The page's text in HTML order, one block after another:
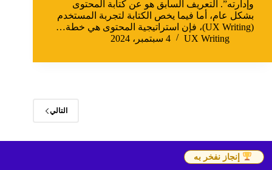
وإدارته”. التعريف السابق هو عن كتابة المحتوى
بشكل عام، أما فيما يخص الكتابة لتجربة المستخدم
(UX Writing)، فإن استراتيجية المحتوى هي خطة…
UX Writing
4 سبتمبر، 2024
التالي
إنجاز نفخر به